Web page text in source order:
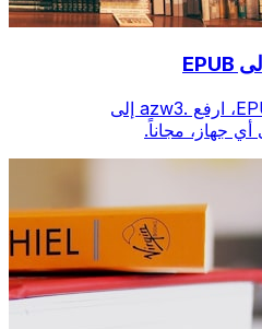
لتحويل Kindle AZW3 إلى EPUB، ارفع .azw3 إلى